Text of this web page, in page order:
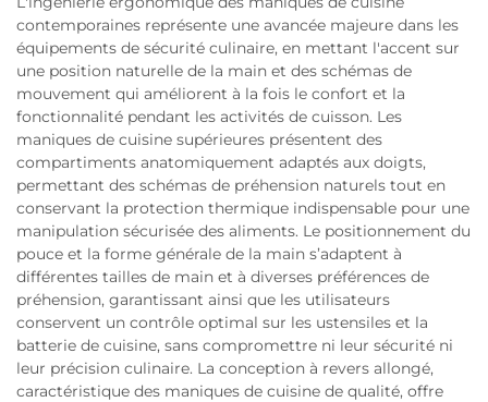
contemporaines représente une avancée majeure dans les
équipements de sécurité culinaire, en mettant l'accent sur
une position naturelle de la main et des schémas de
mouvement qui améliorent à la fois le confort et la
fonctionnalité pendant les activités de cuisson. Les
maniques de cuisine supérieures présentent des
compartiments anatomiquement adaptés aux doigts,
permettant des schémas de préhension naturels tout en
conservant la protection thermique indispensable pour une
manipulation sécurisée des aliments. Le positionnement du
pouce et la forme générale de la main s’adaptent à
différentes tailles de main et à diverses préférences de
préhension, garantissant ainsi que les utilisateurs
conservent un contrôle optimal sur les ustensiles et la
batterie de cuisine, sans compromettre ni leur sécurité ni
leur précision culinaire. La conception à revers allongé,
caractéristique des maniques de cuisine de qualité, offre